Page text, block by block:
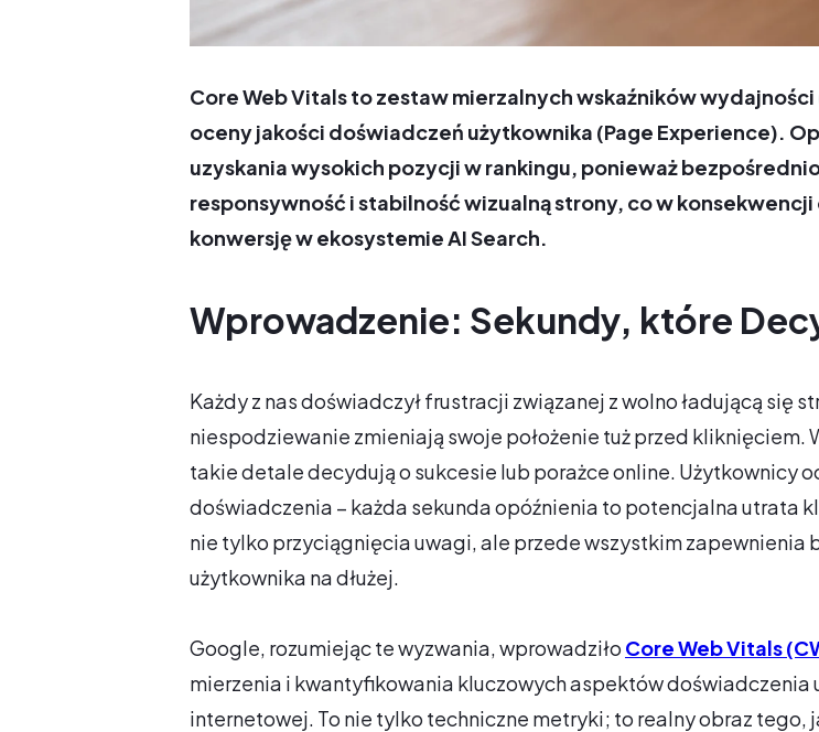
Core Web Vitals to zestaw mierzalnych wskaźników
oceny jakości doświadczeń użytkownika (Page Experience).
uzyskania wysokich pozycji w rankingu, ponieważ
responsywność i stabilność wizualną strony, co w
konwersję w ekosystemie AI Search.
Wprowadzenie: Sekundy, które
Każdy z nas doświadczył frustracji związanej z wolno ładującą się
niespodziewanie zmieniają swoje położenie tuż przed
takie detale decydują o sukcesie lub porażce online. Użytkownicy
doświadczenia – każda sekunda opóźnienia to potencjalna utrata
nie tylko przyciągnięcia uwagi, ale przede wszystkim
użytkownika na dłużej.
Google, rozumiejąc te wyzwania, wprowadziło Core Web Vitals
mierzenia i kwantyfikowania kluczowych aspektów doświadczenia
internetowej. To nie tylko techniczne metryki; to realny obraz